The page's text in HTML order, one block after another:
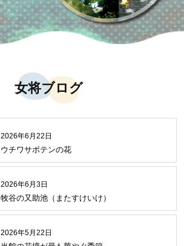
女将ブログ
2026年6月22日
ウチワサボテンの花
2026年6月3日
牧谷の又助池（またすけいけ）
2026年5月22日